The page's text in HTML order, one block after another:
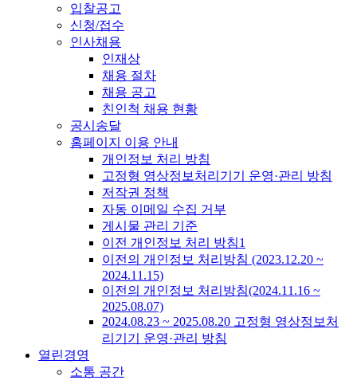
입찰공고
신청/접수
인사채용
인재상
채용 절차
채용 공고
친인척 채용 현황
공시송달
홈페이지 이용 안내
개인정보 처리 방침
고정형 영상정보처리기기 운영·관리 방침
저작권 정책
자동 이메일 수집 거부
게시물 관리 기준
이전 개인정보 처리 방침1
이전의 개인정보 처리방침 (2023.12.20 ~
2024.11.15)
이전의 개인정보 처리방침(2024.11.16 ~
2025.08.07)
2024.08.23 ~ 2025.08.20 고정형 영상정보처
리기기 운영·관리 방침
열린경영
소통 공간